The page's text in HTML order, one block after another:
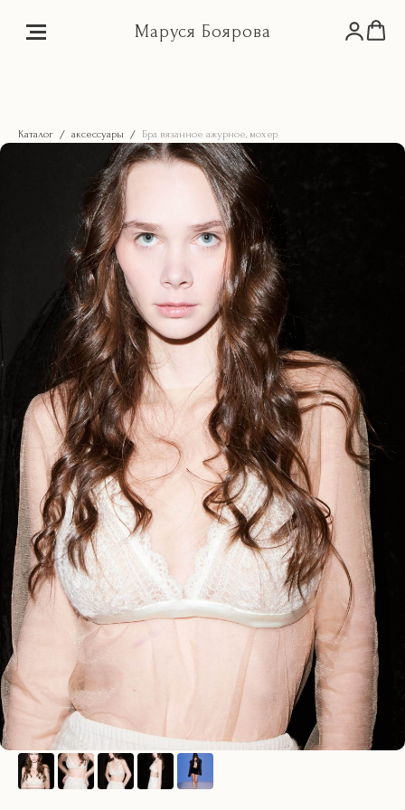
Маруся Боярова
Каталог аксессуары Бра вязанное ажурное, мохер